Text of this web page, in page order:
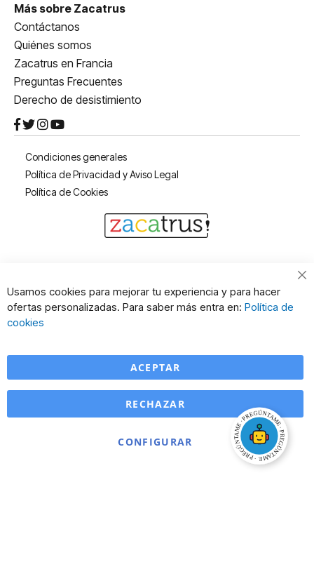
Más sobre Zacatrus
Contáctanos
Quiénes somos
Zacatrus en Francia
Preguntas Frecuentes
Derecho de desistimiento
Condiciones generales
Política de Privacidad y Aviso Legal
Política de Cookies
Usamos cookies para mejorar tu experiencia y para hacer
ofertas personalizadas. Para saber más entra en: Política de
cookies
ACEPTAR
CONFIGURAR
RECHAZAR